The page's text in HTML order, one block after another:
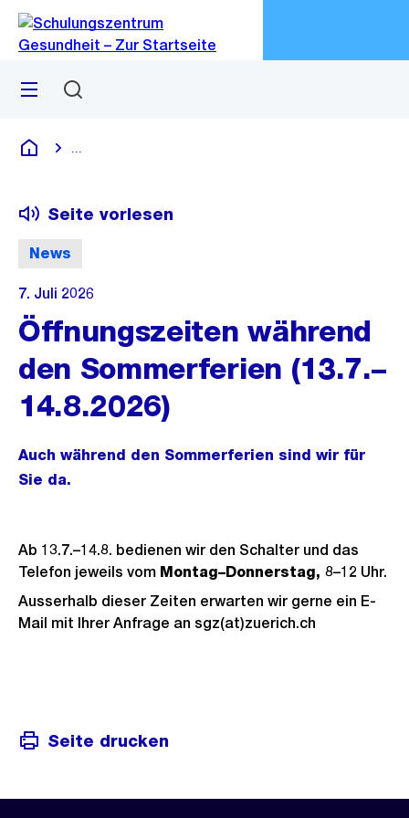
Navigation
Sprunglink
Menü
Schulungszentrum Gesundheit
News
Seite vorlesen
7. Juli 2026
Öffnungszeiten während
den Sommerferien (13.7.–
14.8.2026)
Auch während den Sommerferien sind wir für
Sie da.
Ab 13.7.–14.8. bedienen wir den Schalter und das
Telefon jeweils vom Montag–Donnerstag, 8–12 Uhr.
Ausserhalb dieser Zeiten erwarten wir gerne ein E-
Mail mit Ihrer Anfrage an sgz(at)zuerich.ch
Seite drucken